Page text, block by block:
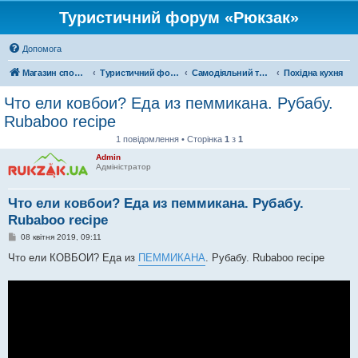
Туристичний форум «Рюкзак»
Допомога
Магазин спорядження Туристичний форум «Рюкзак» Самодіяльний туризм Похідна кухня
Что ели ковбои? Еда из пеммикана. Рубабу.
Rubaboo recipe
1 повідомлення • Сторінка 1 з 1
Admin
Адміністратор
Что ели ковбои? Еда из пеммикана. Рубабу.
Rubaboo recipe
П
в
08 квітня 2019, 09:11
Что ели КОВБОИ? Еда из ПЕММИКАНА. Рубабу. Rubaboo recipe